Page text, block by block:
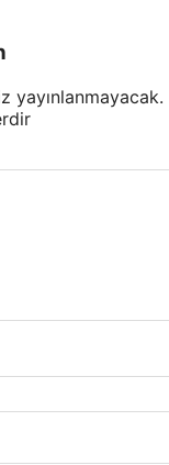
yayınlanmayacak.